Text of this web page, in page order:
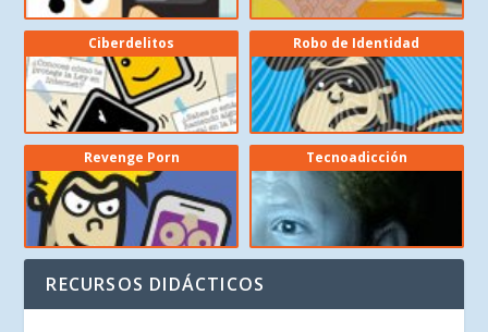
Ciberdelitos Robo de Identidad
Revenge Porn Tecnoadicción
RECURSOS DIDÁCTICOS